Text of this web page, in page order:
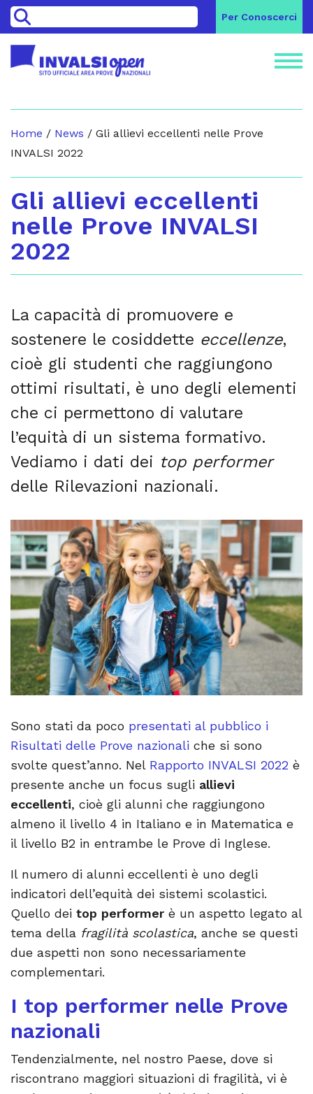
> Per Conoscerci
Home / News / Gli allievi eccellenti nelle Prove
INVALSI 2022
Gli allievi eccellenti
nelle Prove INVALSI
2022
La capacità di promuovere e
sostenere le cosiddette eccellenze,
cioè gli studenti che raggiungono
ottimi risultati, è uno degli elementi
che ci permettono di valutare
l’equità di un sistema formativo.
Vediamo i dati dei top performer
delle Rilevazioni nazionali.
Sono stati da poco presentati al pubblico i
Risultati delle Prove nazionali che si sono
svolte quest’anno. Nel Rapporto INVALSI 2022 è
presente anche un focus sugli allievi
eccellenti, cioè gli alunni che raggiungono
almeno il livello 4 in Italiano e in Matematica e
il livello B2 in entrambe le Prove di Inglese.
Il numero di alunni eccellenti è uno degli
indicatori dell’equità dei sistemi scolastici.
Quello dei top performer è un aspetto legato al
tema della fragilità scolastica, anche se questi
due aspetti non sono necessariamente
complementari.
I top performer nelle Prove
nazionali
Tendenzialmente, nel nostro Paese, dove si
riscontrano maggiori situazioni di fragilità, vi è